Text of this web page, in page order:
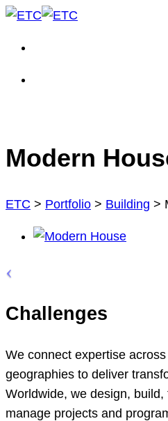
Modern
ETC > Portfolio > Building >
Challenges
We connect expertise
geographies to deliver
Worldwide, we design,
manage projects and